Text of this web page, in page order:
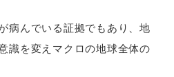
病んでいる証拠でもあり、地
識を変えマクロの地球全体の